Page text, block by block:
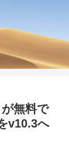
無料で
v10.3へ